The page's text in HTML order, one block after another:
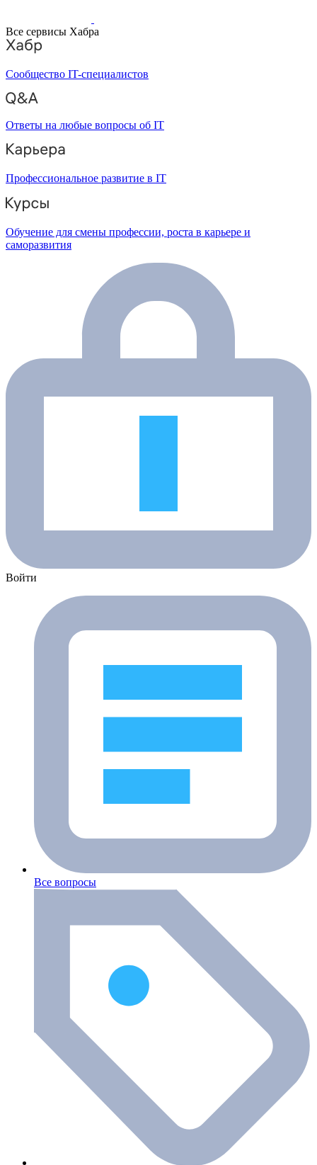
Все сервисы Хабра
Сообщество IT-специалистов
Ответы на любые вопросы об IT
Профессиональное развитие в IT
Обучение для смены профессии, роста в карьере и
саморазвития
Войти
Все вопросы